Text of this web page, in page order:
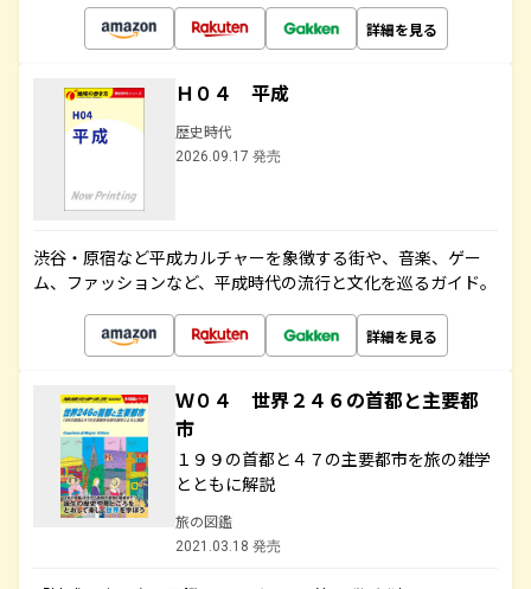
詳細を見る
Ｈ０４ 平成
歴史時代
2026.09.17 発売
渋谷・原宿など平成カルチャーを象徴する街や、音楽、ゲー
ム、ファッションなど、平成時代の流行と文化を巡るガイド。
詳細を見る
Ｗ０４ 世界２４６の首都と主要都
市
１９９の首都と４７の主要都市を旅の雑学
とともに解説
旅の図鑑
2021.03.18 発売